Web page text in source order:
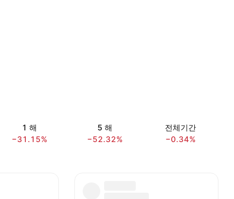
1 해
−31.15%
5 해
−52.32%
전체기간
−0.34%